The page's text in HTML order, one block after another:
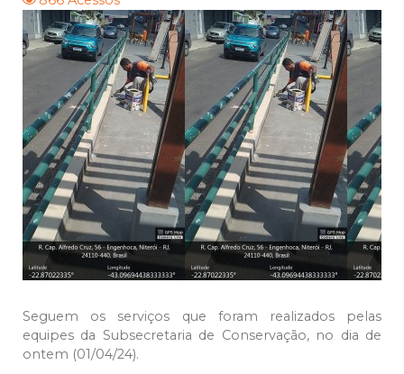
Seguem os serviços que foram realizados pelas
equipes da Subsecretaria de Conservação, no dia de
ontem (01/04/24).